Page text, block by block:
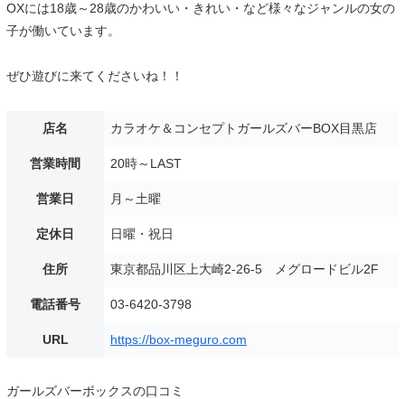
OXには18歳～28歳のかわいい・きれい・など様々なジャンルの女の
子が働いています。
ぜひ遊びに来てくださいね！！
店名 カラオケ＆コンセプトガールズバーBOX目黒店
営業時間 20時～LAST
営業日 月～土曜
定休日 日曜・祝日
住所 東京都品川区上大崎2-26-5 メグロードビル2F
電話番号 03-6420-3798
URL https://box-meguro.com
ガールズバーボックスの口コミ